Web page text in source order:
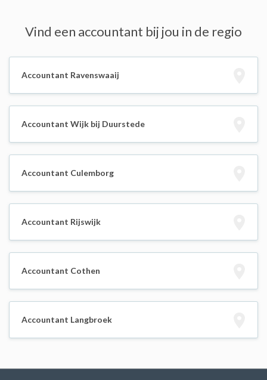
Vind een accountant bij jou in de regio
Accountant Ravenswaaij
Accountant Wijk bij Duurstede
Accountant Culemborg
Accountant Rijswijk
Accountant Cothen
Accountant Langbroek